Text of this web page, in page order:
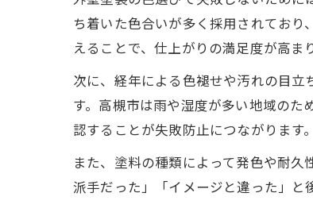
ち着いた色合いが多く採用されてお
えることで、仕上がりの満足度が高ま
次に、経年による色褪せや汚れの目
す。高槻市は雨や湿度が多い地域の
認することが失敗防止につながります。
また、塗料の種類によって発色や耐
派手だった」「イメージと違った」と